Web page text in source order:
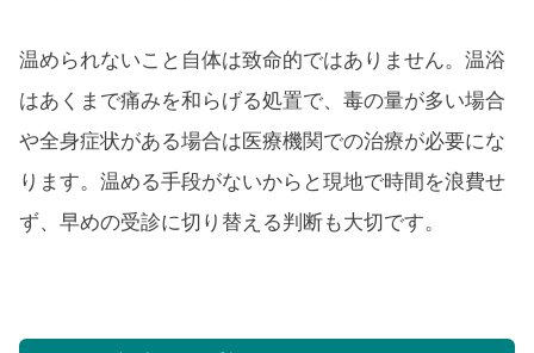
温められないこと自体は致命的ではありません。温浴
はあくまで痛みを和らげる処置で、毒の量が多い場合
や全身症状がある場合は医療機関での治療が必要にな
ります。温める手段がないからと現地で時間を浪費せ
ず、早めの受診に切り替える判断も大切です。